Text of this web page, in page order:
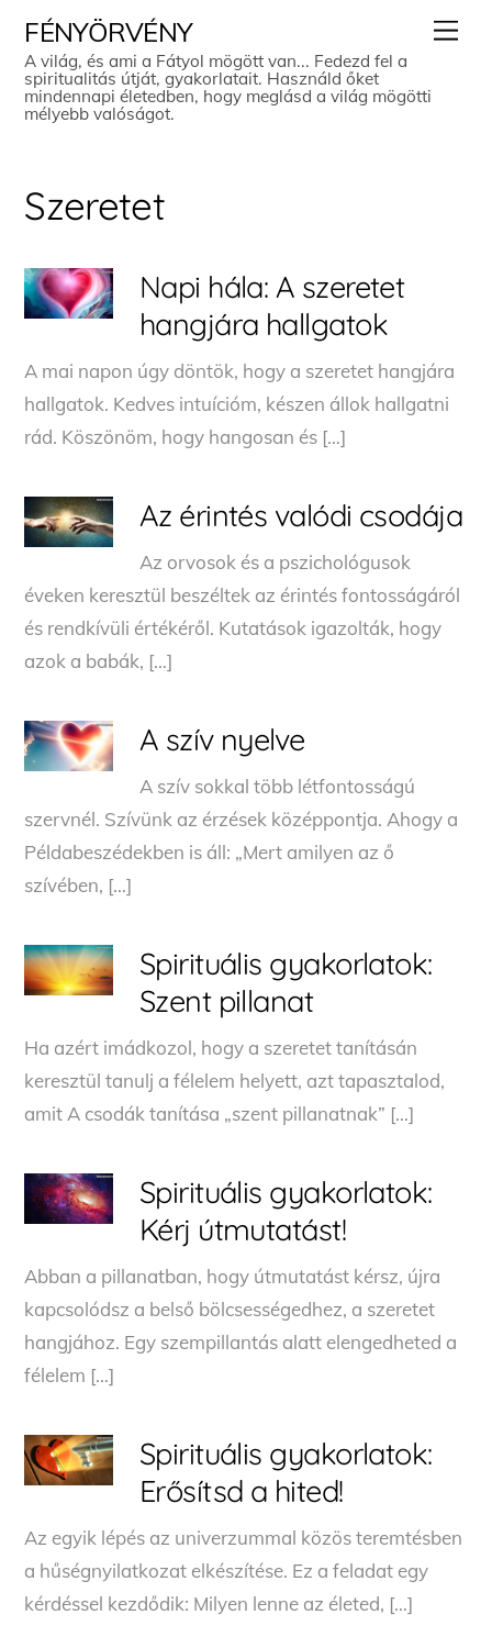
content
FÉNYÖRVÉNY
A világ, és ami a Fátyol mögött van... Fedezd fel a
spiritualitás útját, gyakorlatait. Használd őket
mindennapi életedben, hogy meglásd a világ mögötti
mélyebb valóságot.
Szeretet
Napi hála: A szeretet
hangjára hallgatok
A mai napon úgy döntök, hogy a szeretet hangjára
hallgatok. Kedves intuícióm, készen állok hallgatni
rád. Köszönöm, hogy hangosan és […]
Az érintés valódi csodája
Az orvosok és a pszichológusok
éveken keresztül beszéltek az érintés fontosságáról
és rendkívüli értékéről. Kutatások igazolták, hogy
azok a babák, […]
A szív nyelve
A szív sokkal több létfontosságú
szervnél. Szívünk az érzések középpontja. Ahogy a
Példabeszédekben is áll: „Mert amilyen az ő
szívében, […]
Spirituális gyakorlatok:
Szent pillanat
Ha azért imádkozol, hogy a szeretet tanításán
keresztül tanulj a félelem helyett, azt tapasztalod,
amit A csodák tanítása „szent pillanatnak” […]
Spirituális gyakorlatok:
Kérj útmutatást!
Abban a pillanatban, hogy útmutatást kérsz, újra
kapcsolódsz a belső bölcsességedhez, a szeretet
hangjához. Egy szempillantás alatt elengedheted a
félelem […]
Spirituális gyakorlatok:
Erősítsd a hited!
Az egyik lépés az univerzummal közös teremtésben
a hűségnyilatkozat elkészítése. Ez a feladat egy
kérdéssel kezdődik: Milyen lenne az életed, […]